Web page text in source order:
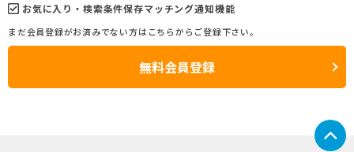
お気に入り・検索条件保存マッチング通知機能
まだ会員登録がお済みでない方はこちらからご登録下さい。
無料会員登録